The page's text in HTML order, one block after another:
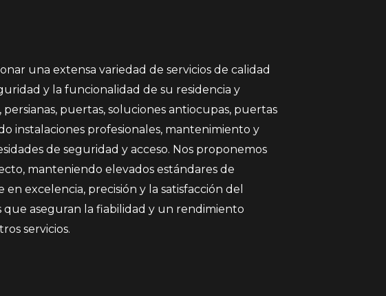
una extensa variedad de servicios de calidad
y la funcionalidad de su residencia y
puertas, soluciones antiocupas, puertas
instalaciones profesionales, mantenimiento y
de seguridad y acceso. Nos proponemos
manteniendo elevados estándares de
excelencia, precisión y la satisfacción del
que aseguran la fiabilidad y un rendimiento
servicios.